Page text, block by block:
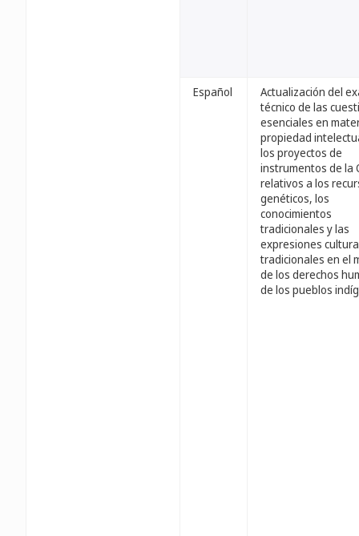
Español
Actualización del
técnico de las
esenciales en
propiedad
los proyectos de
instrumentos de la
relativos a los
genéticos, los
conocimientos
tradicionales y las
expresiones
tradicionales en el
de los derechos
de los pueblos